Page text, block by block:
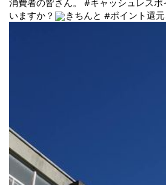
いますか？
きちんと #ポイント還元